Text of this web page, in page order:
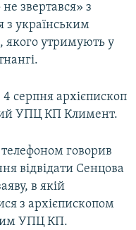
звертався» з
з українським
утримують у
серпня архієпископ
УПЦ КП Климент.
говорив
відвідати Сенцова
в якій
з архієпископом
УПЦ КП.